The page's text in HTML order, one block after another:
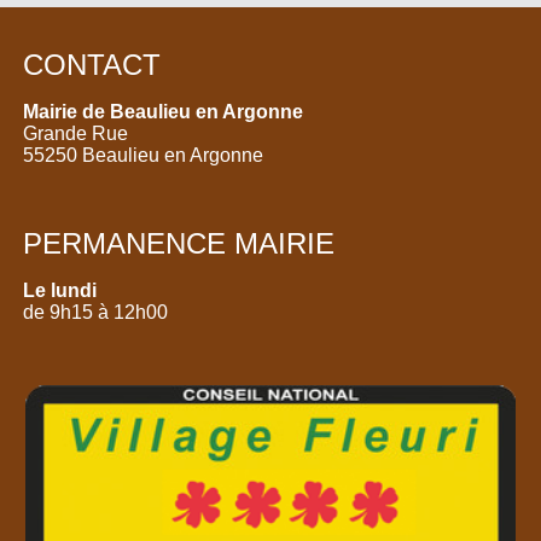
CONTACT
Mairie de Beaulieu en Argonne
Grande Rue
55250 Beaulieu en Argonne
PERMANENCE MAIRIE
Le lundi
de 9h15 à 12h00